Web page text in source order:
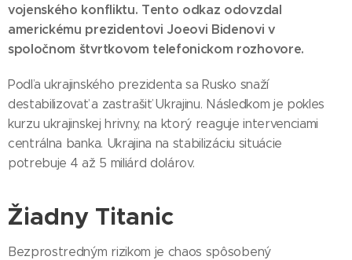
vojenského konfliktu. Tento odkaz odovzdal
americkému prezidentovi Joeovi Bidenovi v
spoločnom štvrtkovom telefonickom rozhovore.
Podľa ukrajinského prezidenta sa Rusko snaží
destabilizovať a zastrašiť Ukrajinu. Následkom je pokles
kurzu ukrajinskej hrivny, na ktorý reaguje intervenciami
centrálna banka. Ukrajina na stabilizáciu situácie
potrebuje 4 až 5 miliárd dolárov.
Žiadny Titanic
Bezprostredným rizikom je chaos spôsobený